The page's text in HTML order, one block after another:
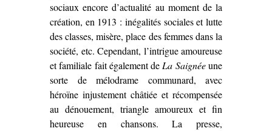
sociaux encore d’actualité au moment de la
création, en 1913 : inégalités sociales et lutte
des classes, misère, place des femmes dans la
société, etc. Cependant, l’intrigue amoureuse
et familiale fait également deLa Saignéeune
sorte de mélodrame communard, avec
héroïne injustement châtiée et récompensée
au dénouement, triangle amoureux et fin
heureuse en chansons. La presse,